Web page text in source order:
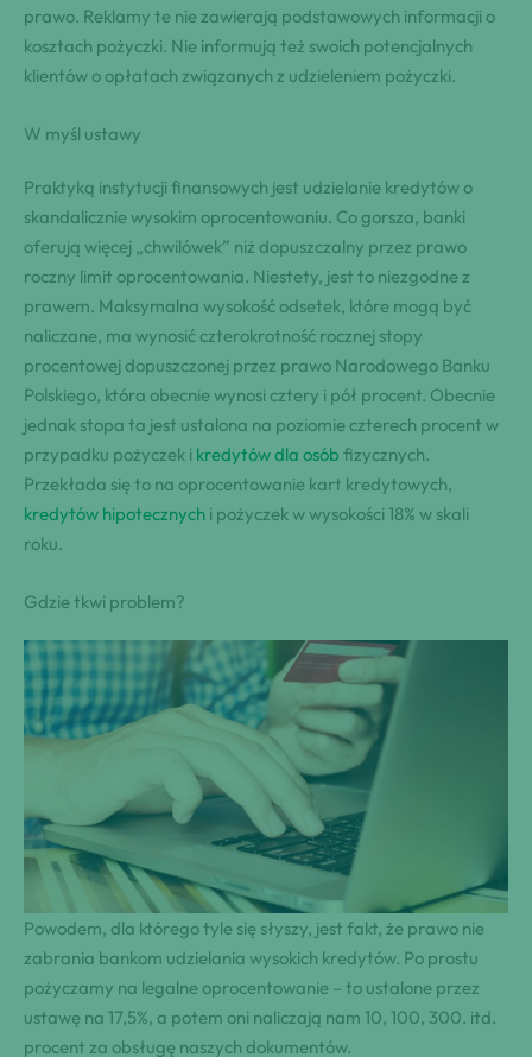
prawo. Reklamy te nie zawierają podstawowych informacji o
kosztach pożyczki. Nie informują też swoich potencjalnych
klientów o opłatach związanych z udzieleniem pożyczki.
W myśl ustawy
Praktyką instytucji finansowych jest udzielanie kredytów o
skandalicznie wysokim oprocentowaniu. Co gorsza, banki
oferują więcej „chwilówek” niż dopuszczalny przez prawo
roczny limit oprocentowania. Niestety, jest to niezgodne z
prawem. Maksymalna wysokość odsetek, które mogą być
naliczane, ma wynosić czterokrotność rocznej stopy
procentowej dopuszczonej przez prawo Narodowego Banku
Polskiego, która obecnie wynosi cztery i pół procent. Obecnie
jednak stopa ta jest ustalona na poziomie czterech procent w
przypadku pożyczek i kredytów dla osób fizycznych.
Przekłada się to na oprocentowanie kart kredytowych,
kredytów hipotecznych i pożyczek w wysokości 18% w skali
roku.
Gdzie tkwi problem?
Powodem, dla którego tyle się słyszy, jest fakt, że prawo nie
zabrania bankom udzielania wysokich kredytów. Po prostu
pożyczamy na legalne oprocentowanie – to ustalone przez
ustawę na 17,5%, a potem oni naliczają nam 10, 100, 300. itd.
procent za obsługę naszych dokumentów.